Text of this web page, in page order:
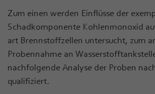
Zum einen werden Einflüsse der
Schadkomponente Kohlenmonoxid
art Brennstoffzellen untersucht, zum
Probennahme an
nachfolgende Analyse der Proben
qualifiziert.